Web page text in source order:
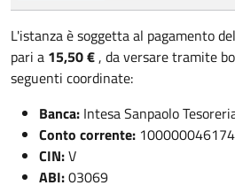
L'istanza è soggetta al pagamento
pari a 15,50 € , da versare tramite
seguenti coordinate:
Banca: Intesa Sanpaolo
Conto corrente: 100000046174
CIN:V
ABI:03069